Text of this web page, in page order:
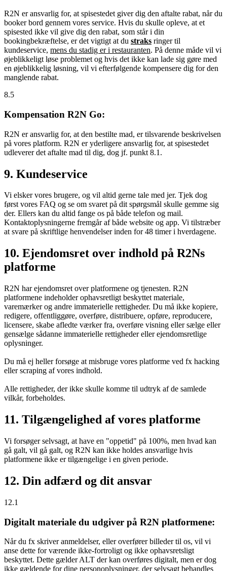
R2N er ansvarlig for, at spisestedet giver dig den aftalte rabat, når du
booker bord gennem vores service. Hvis du skulle opleve, at et
spisested ikke vil give dig den rabat, som står i din
bookingbekræftelse, er det vigtigt at du straks ringer til
kundeservice, mens du stadig er i restauranten. På denne måde vil vi
øjeblikkeligt løse problemet og hvis det ikke kan lade sig gøre med
en øjeblikkelig løsning, vil vi efterfølgende kompensere dig for den
manglende rabat.
8.5
Kompensation R2N Go:
R2N er ansvarlig for, at den bestilte mad, er tilsvarende beskrivelsen
på vores platform. R2N er yderligere ansvarlig for, at spisestedet
udleverer det aftalte mad til dig, dog jf. punkt 8.1.
9. Kundeservice
Vi elsker vores brugere, og vil altid gerne tale med jer. Tjek dog
først vores FAQ og se om svaret på dit spørgsmål skulle gemme sig
der. Ellers kan du altid fange os på både telefon og mail.
Kontaktoplysningerne fremgår af både website og app. Vi tilstræber
at svare på skriftlige henvendelser inden for 48 timer i hverdagene.
10. Ejendomsret over indhold på R2Ns
platforme
R2N har ejendomsret over platformene og tjenesten. R2N
platformene indeholder ophavsretligt beskyttet materiale,
varemærker og andre immaterielle rettigheder. Du må ikke kopiere,
redigere, offentliggøre, overføre, distribuere, opføre, reproducere,
licensere, skabe afledte værker fra, overføre visning eller sælge eller
gensælge sådanne immaterielle rettigheder eller ejendomsretlige
oplysninger.
Du må ej heller forsøge at misbruge vores platforme ved fx hacking
eller scraping af vores indhold.
Alle rettigheder, der ikke skulle komme til udtryk af de samlede
vilkår, forbeholdes.
11. Tilgængelighed af vores platforme
Vi forsøger selvsagt, at have en "oppetid" på 100%, men hvad kan
gå galt, vil gå galt, og R2N kan ikke holdes ansvarlige hvis
platformene ikke er tilgængelige i en given periode.
12. Din adfærd og dit ansvar
12.1
Digitalt materiale du udgiver på R2N platformene:
Når du fx skriver anmeldelser, eller overfører billeder til os, vil vi
anse dette for værende ikke-fortroligt og ikke ophavsretsligt
beskyttet. Dette gælder ALT der kan overføres digitalt, men er dog
ikke gældende for dine personoplysninger, der selvsagt behandles